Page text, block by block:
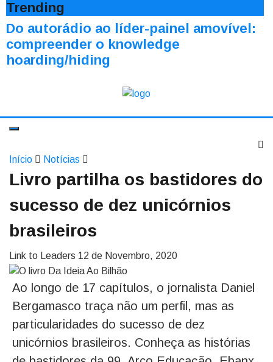
Trending
Do autorádio ao líder-painel amovível:
compreender o knowledge
hoarding/hiding
Início Notícias
Livro partilha os bastidores do
sucesso de dez unicórnios
brasileiros
Link to Leaders 12 de Novembro, 2020
Ao longo de 17 capítulos, o jornalista Daniel
Bergamasco traça não um perfil, mas as
particularidades do sucesso de dez
unicórnios brasileiros. Conheça as histórias